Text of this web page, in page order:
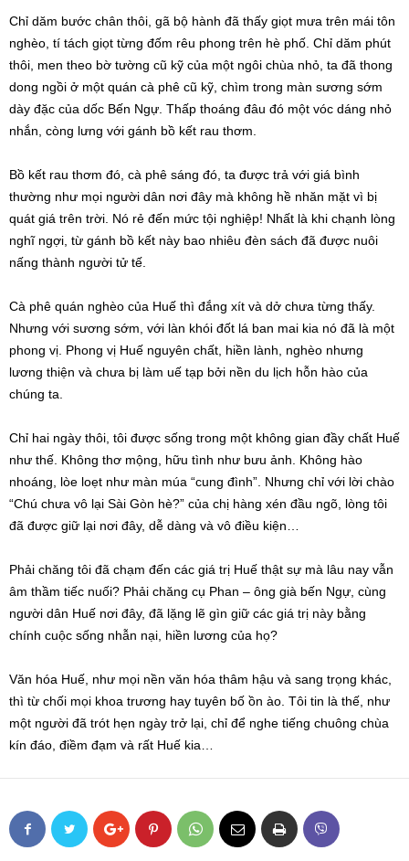
Chỉ dăm bước chân thôi, gã bộ hành đã thấy giọt mưa trên mái tôn
nghèo, tí tách giọt từng đốm rêu phong trên hè phố. Chỉ dăm phút
thôi, men theo bờ tường cũ kỹ của một ngôi chùa nhỏ, ta đã thong
dong ngồi ở một quán cà phê cũ kỹ, chìm trong màn sương sớm
dày đặc của dốc Bến Ngự. Thấp thoáng đâu đó một vóc dáng nhỏ
nhắn, còng lưng với gánh bồ kết rau thơm.
Bồ kết rau thơm đó, cà phê sáng đó, ta được trả với giá bình
thường như mọi người dân nơi đây mà không hề nhăn mặt vì bị
quát giá trên trời. Nó rẻ đến mức tội nghiệp! Nhất là khi chạnh lòng
nghĩ ngợi, từ gánh bồ kết này bao nhiêu đèn sách đã được nuôi
nấng thành người tử tế.
Cà phê quán nghèo của Huế thì đắng xít và dở chưa từng thấy.
Nhưng với sương sớm, với làn khói đốt lá ban mai kia nó đã là một
phong vị. Phong vị Huế nguyên chất, hiền lành, nghèo nhưng
lương thiện và chưa bị làm uế tạp bởi nền du lịch hỗn hào của
chúng ta.
Chỉ hai ngày thôi, tôi được sống trong một không gian đầy chất Huế
như thế. Không thơ mộng, hữu tình như bưu ảnh. Không hào
nhoáng, lòe loẹt như màn múa “cung đình”. Nhưng chỉ với lời chào
“Chú chưa vô lại Sài Gòn hè?” của chị hàng xén đầu ngõ, lòng tôi
đã được giữ lại nơi đây, dễ dàng và vô điều kiện…
Phải chăng tôi đã chạm đến các giá trị Huế thật sự mà lâu nay vẫn
âm thầm tiếc nuối? Phải chăng cụ Phan – ông già bến Ngự, cùng
người dân Huế nơi đây, đã lặng lẽ gìn giữ các giá trị này bằng
chính cuộc sống nhẫn nại, hiền lương của họ?
Văn hóa Huế, như mọi nền văn hóa thâm hậu và sang trọng khác,
thì từ chối mọi khoa trương hay tuyên bố ồn ào. Tôi tin là thế, như
một người đã trót hẹn ngày trở lại, chỉ để nghe tiếng chuông chùa
kín đáo, điềm đạm và rất Huế kia…